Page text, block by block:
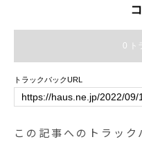
な
を
の
ビ
バ
0 ト
トラックバックURL
この記事へのトラック